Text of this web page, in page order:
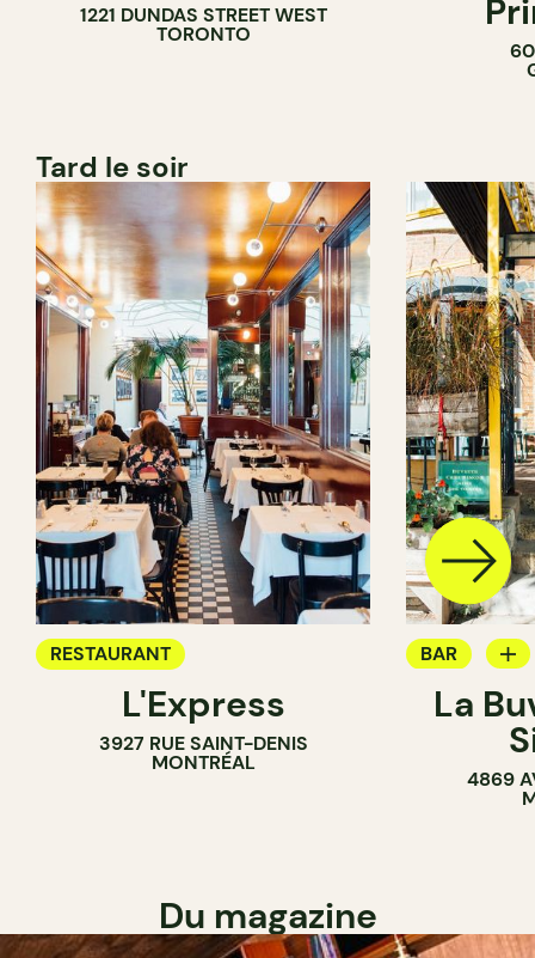
1221 DUNDAS STREET WEST
TORONTO
60
Tard le soir
RESTAURANT
L'Express
3927 RUE SAINT-DENIS
MONTRÉAL
BAR
BAR À VIN
La
4869
Du magazine